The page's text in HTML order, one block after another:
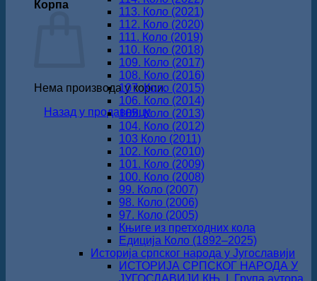
Корпа
Нема производа у корпи.
Назад у продавницу
113. Коло (2021)
112. Коло (2020)
111. Коло (2019)
110. Коло (2018)
109. Коло (2017)
108. Коло (2016)
107. Коло (2015)
106. Коло (2014)
105. Коло (2013)
104. Коло (2012)
103 Коло (2011)
102. Коло (2010)
101. Коло (2009)
100. Коло (2008)
99. Коло (2007)
98. Коло (2006)
97. Коло (2005)
Књиге из претходних кола
Едиција Коло (1892‒2025)
Историја српског народа у Југославији
ИСТОРИЈА СРПСКОГ НАРОДА У
ЈУГОСЛАВИЈИ КЊ. I, Група аутора